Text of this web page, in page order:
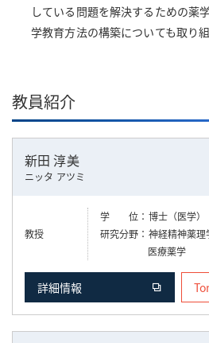
している問題を解決するための薬
学教育方法の構築についても取り組
教員紹介
新田 淳美
ニッタ アツミ
教授
学 位
博士（医学）
研究分野
神経精神薬理
医療薬学
詳細情報